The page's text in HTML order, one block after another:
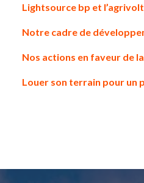
Lightsource bp et
Notre cadre de
Nos actions en faveur de
Louer son terrain pour un